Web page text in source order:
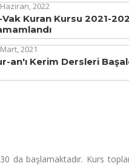
2022
Vak Kuran Kursu 2021-
2021
an'ı Kerim Dersleri
da başlamaktadır. Kurs